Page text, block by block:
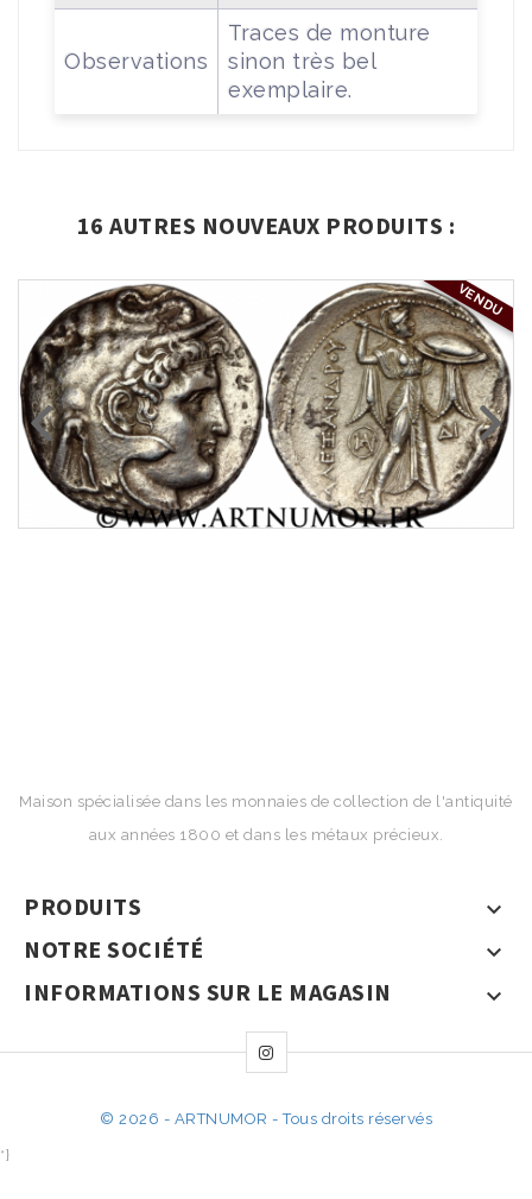
Observations
Traces de monture
sinon très bel
exemplaire.
16 AUTRES NOUVEAUX PRODUITS :
VENDU
Maison spécialisée dans les monnaies de collection de l'antiquité
aux années 1800 et dans les métaux précieux.
PRODUITS 
NOTRE SOCIÉTÉ 
INFORMATIONS SUR LE MAGASIN 
© 2026 - ARTNUMOR - Tous droits réservés
*}